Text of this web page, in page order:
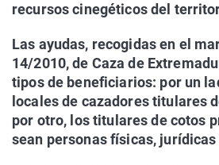
recursos cinegéticos del
Las ayudas, recogidas en el
14/2010, de Caza de
tipos de beneficiarios: por un
locales de cazadores titulares
por otro, los titulares de cotos
sean personas físicas,